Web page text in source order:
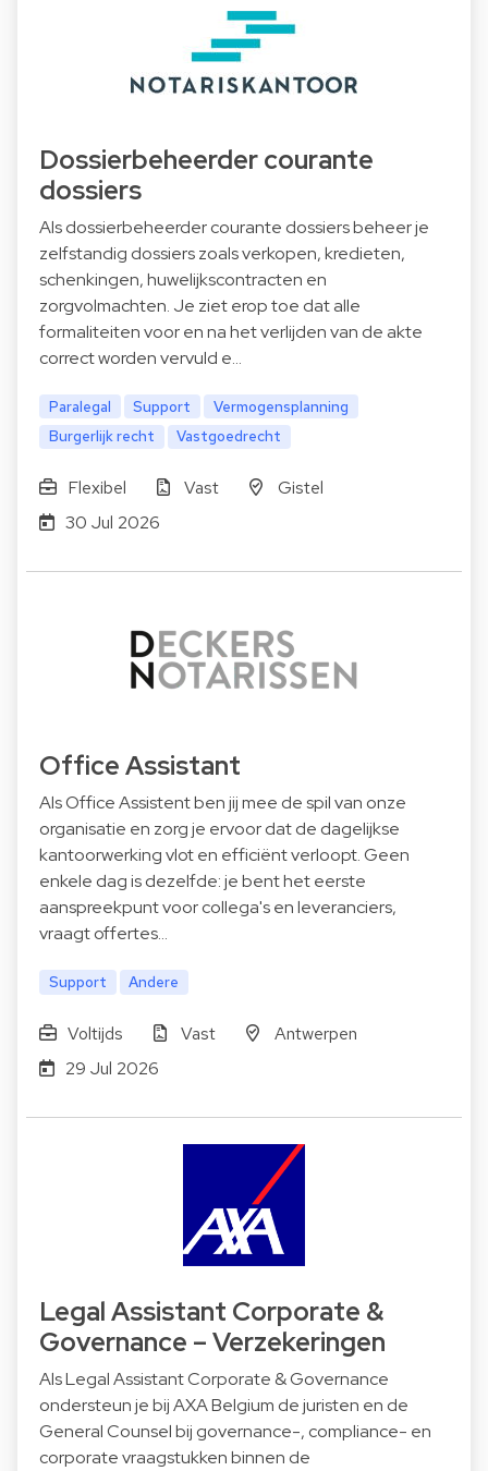
Dossierbeheerder courante
dossiers
Als dossierbeheerder courante dossiers beheer je
zelfstandig dossiers zoals verkopen, kredieten,
schenkingen, huwelijkscontracten en
zorgvolmachten. Je ziet erop toe dat alle
formaliteiten voor en na het verlijden van de akte
correct worden vervuld e…
Paralegal Support
Vermogensplanning
Burgerlijk recht
Vastgoedrecht
Flexibel Vast
Gistel
30 Jul 2026
Office Assistant
Als Office Assistent ben jij mee de spil van onze
organisatie en zorg je ervoor dat de dagelijkse
kantoorwerking vlot en efficiënt verloopt. Geen
enkele dag is dezelfde: je bent het eerste
aanspreekpunt voor collega's en leveranciers,
vraagt offertes…
Support Andere
Voltijds Vast
Antwerpen
29 Jul 2026
Legal Assistant Corporate &
Governance – Verzekeringen
Als Legal Assistant Corporate & Governance
ondersteun je bij AXA Belgium de juristen en de
General Counsel bij governance-, compliance- en
corporate vraagstukken binnen de